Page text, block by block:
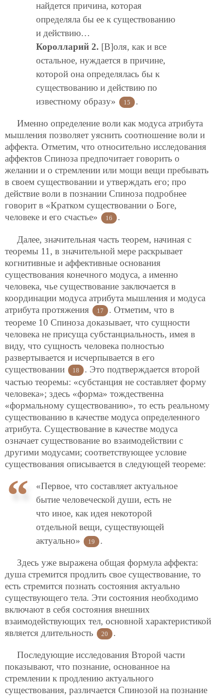
найдется причина, которая
определяла бы ее к существованию
и действию…
Королларий 2. [В]оля, как и все
остальное, нуждается в причине,
которой она определялась бы к
существованию и действию по
известному образу»
15 .
Именно определение воли как модуса атрибута
мышления позволяет уяснить соотношение воли и
аффекта. Отметим, что относительно исследования
аффектов Спиноза предпочитает говорить о
желании и о стремлении или мощи вещи пребывать
в своем существовании и утверждать его; про
действие воли в познании Спиноза подробнее
говорит в «Кратком существовании о Боге,
человеке и его счастье»
16 .
Далее, значительная часть теорем, начиная с
теоремы 11, в значительной мере раскрывает
когнитивные и аффективные основания
существования конечного модуса, а именно
человека, чье существование заключается в
координации модуса атрибута мышления и модуса
атрибута протяжения
17
. Отметим, что в
теореме 10 Спиноза доказывает, что сущности
человека не присуща субстанциальность, имея в
виду, что сущность человека полностью
развертывается и исчерпывается в его
существовании
18
. Это подтверждается второй
частью теоремы: «субстанция не составляет форму
человека»; здесь «форма» тождественна
«формальному существованию», то есть реальному
существованию в качестве модуса определенного
атрибута. Существование в качестве модуса
означает существование во взаимодействии с
другими модусами; соответствующее условие
существования описывается в следующей теореме:
«Первое, что составляет актуальное
бытие человеческой души, есть не
что иное, как идея некоторой
отдельной вещи, существующей
актуально»
19 .
Здесь уже выражена общая формула аффекта:
душа стремится продлить свое существование, то
есть стремится познать состояния актуально
существующего тела. Эти состояния необходимо
включают в себя состояния внешних
взаимодействующих тел, основной характеристикой
является длительность
20 .
Последующие исследования Второй части
показывают, что познание, основанное на
стремлении к продлению актуального
существования, различается Спинозой на познание